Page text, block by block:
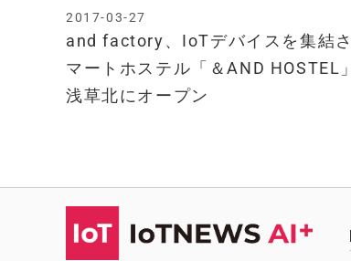
and factory、IoTデバイスを集結
マートホステル「＆AND HOSTEL
浅草北にオープン
2017-03-27